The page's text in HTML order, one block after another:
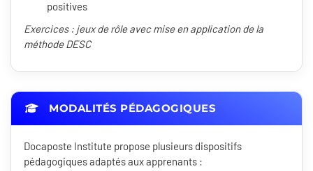
positives
Exercices : jeux de rôle avec mise en application de la
méthode DESC
MODALITÉS PÉDAGOGIQUES
Docaposte Institute propose plusieurs dispositifs
pédagogiques adaptés aux apprenants :